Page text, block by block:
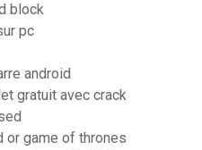
block
pc
android
gratuit avec crack
or game of thrones